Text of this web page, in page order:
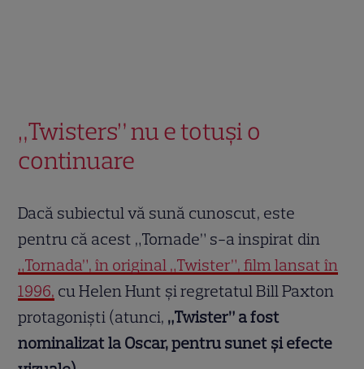
„Twisters” nu e totuși o
continuare
Dacă subiectul vă sună cunoscut, este
pentru că acest „Tornade” s-a inspirat din
„Tornada”, în original „Twister”, film lansat în
1996, cu Helen Hunt și regretatul Bill Paxton
protagoniști (atunci, „Twister” a fost
nominalizat la Oscar, pentru sunet și efecte